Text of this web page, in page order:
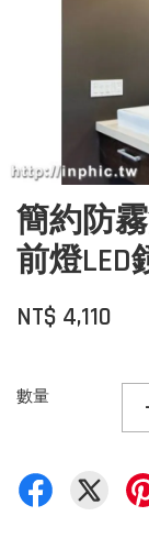
簡約防
前燈
NT$ 4,110
數量